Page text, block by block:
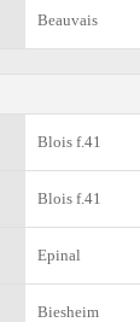
Beauvais
Blois f.41
Blois f.41
Epinal
Biesheim